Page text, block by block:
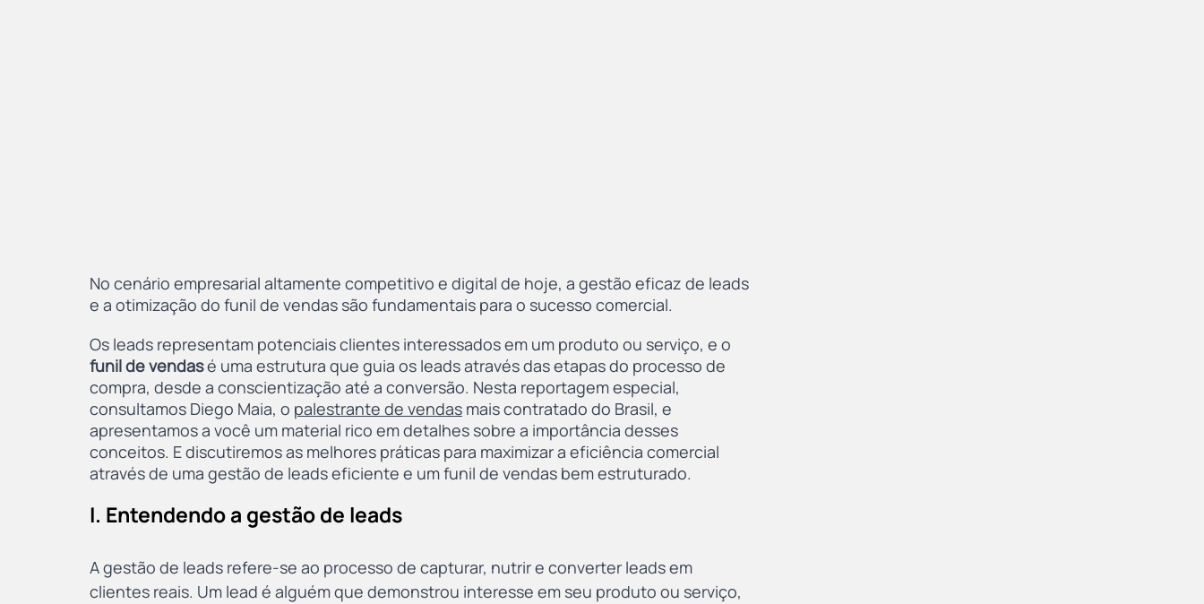
No cenário empresarial altamente competitivo e digital de hoje, a gestão eficaz de leads
e a otimização do funil de vendas são fundamentais para o sucesso comercial.
Os leads representam potenciais clientes interessados em um produto ou serviço, e o
funil de vendas é uma estrutura que guia os leads através das etapas do processo de
compra, desde a conscientização até a conversão. Nesta reportagem especial,
consultamos Diego Maia, o palestrante de vendas mais contratado do Brasil, e
apresentamos a você um material rico em detalhes sobre a importância desses
conceitos. E discutiremos as melhores práticas para maximizar a eficiência comercial
através de uma gestão de leads eficiente e um funil de vendas bem estruturado.
I. Entendendo a gestão de leads
A gestão de leads refere-se ao processo de capturar, nutrir e converter leads em
clientes reais. Um lead é alguém que demonstrou interesse em seu produto ou serviço,